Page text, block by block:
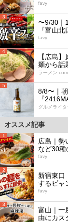
favy
3
〜9/30｜
『富山
favy
4
【広島
麺から話
ラーメン.com
5
8/8〜｜
『
グルメライタ
オススメ記事
1
広島｜勢
など30種
favy
2
新宿東口
するビャ
favy
3
富山｜一
由にカス